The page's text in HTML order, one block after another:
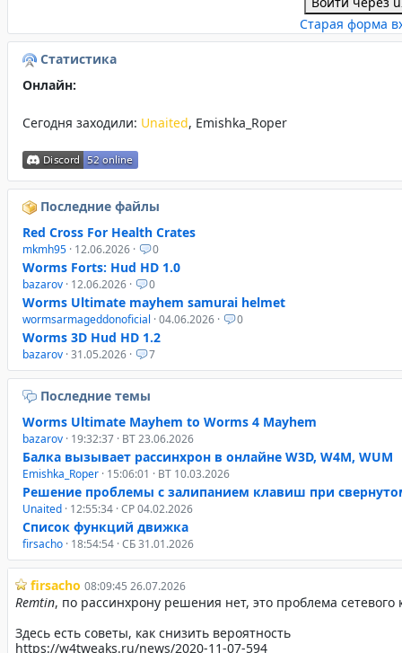
Старая форма
Статистика
Онлайн:
Сегодня заходили: Unaited, Emishka_Roper
Последние файлы
Red Cross For Health Crates
mkmh95 · 12.06.2026 · 0
Worms Forts: Hud HD 1.0
bazarov · 12.06.2026 · 0
Worms Ultimate mayhem samurai helmet
wormsarmageddonoficial · 04.06.2026 · 0
Worms 3D Hud HD 1.2
bazarov · 31.05.2026 · 7
Последние темы
Worms Ultimate Mayhem to Worms 4 Mayhem
bazarov · 19:32:37 · ВТ 23.06.2026
Балка вызывает рассинхрон в онлайне W3D, W4M, WUM
Emishka_Roper · 15:06:01 · ВТ 10.03.2026
Решение проблемы с залипанием клавиш при
Unaited · 12:55:34 · СР 04.02.2026
Список функций движка
firsacho · 18:54:54 · СБ 31.01.2026